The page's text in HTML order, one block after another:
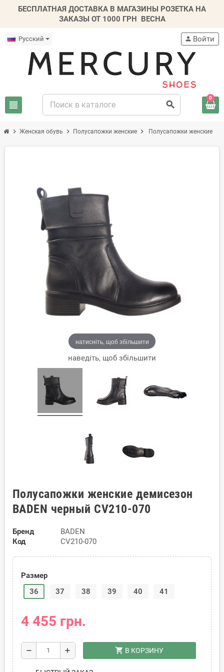
БЕСПЛАТНАЯ ДОСТАВКА В МАГАЗИНЫ РОЗЕТКА НА
ЗАКАЗЫ ОТ 1000 ГРН ВЕСНА
Русский
view_headline search
person Войти
0
chevron_right Женская обувь chevron_right Полусапожки женские chevron_right Полусапожки женские
натисніть, щоб збільшити
наведіть, щоб збільшити
Полусапожки женские демисезон
BADEN черный CV210-070
Бренд
BADEN
Код
CV210-070
Размер
36
37 38 39 40 41
4 455 грн.
remove add shopping_cart В КОРЗИНУ